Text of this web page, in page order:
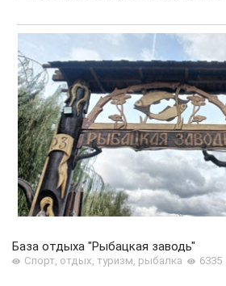
База отдыха "Рыбацкая заводь"
Спорт, отдых, туризм, рыбалка 6335